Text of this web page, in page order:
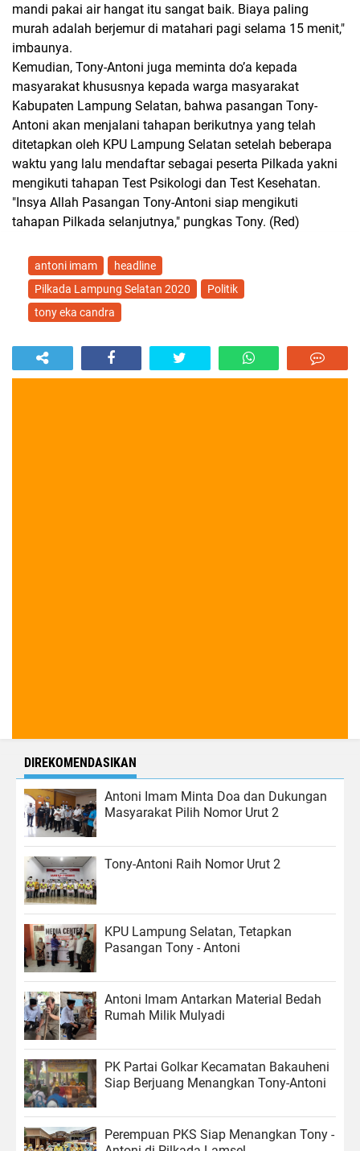
mandi pakai air hangat itu sangat baik. Biaya paling
murah adalah berjemur di matahari pagi selama 15 menit,"
imbaunya.
Kemudian, Tony-Antoni juga meminta do’a kepada
masyarakat khususnya kepada warga masyarakat
Kabupaten Lampung Selatan, bahwa pasangan Tony-
Antoni akan menjalani tahapan berikutnya yang telah
ditetapkan oleh KPU Lampung Selatan setelah beberapa
waktu yang lalu mendaftar sebagai peserta Pilkada yakni
mengikuti tahapan Test Psikologi dan Test Kesehatan.
"Insya Allah Pasangan Tony-Antoni siap mengikuti
tahapan Pilkada selanjutnya," pungkas Tony. (Red)
antoni imam
headline
Pilkada Lampung Selatan 2020
Politik
tony eka candra
DIREKOMENDASIKAN
Antoni Imam Minta Doa dan Dukungan
Masyarakat Pilih Nomor Urut 2
Tony-Antoni Raih Nomor Urut 2
KPU Lampung Selatan, Tetapkan
Pasangan Tony - Antoni
Antoni Imam Antarkan Material Bedah
Rumah Milik Mulyadi
PK Partai Golkar Kecamatan Bakauheni
Siap Berjuang Menangkan Tony-Antoni
Perempuan PKS Siap Menangkan Tony -